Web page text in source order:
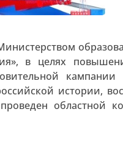
в целях
кампании
истории,
областной